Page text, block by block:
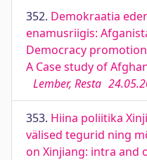
352. Demokraatia
enamusriigis:
Democracy
A Case study of
Lember, Resta
353. Hiina poliitika
välised tegurid ning
on Xinjiang: intra and